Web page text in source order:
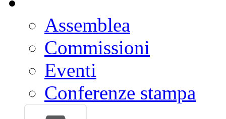
Assemblea
Commissioni
Eventi
Conferenze stampa